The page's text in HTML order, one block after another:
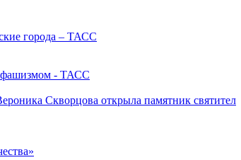
города – ТАСС
фашизмом - ТАСС
Скворцова открыла памятник святител